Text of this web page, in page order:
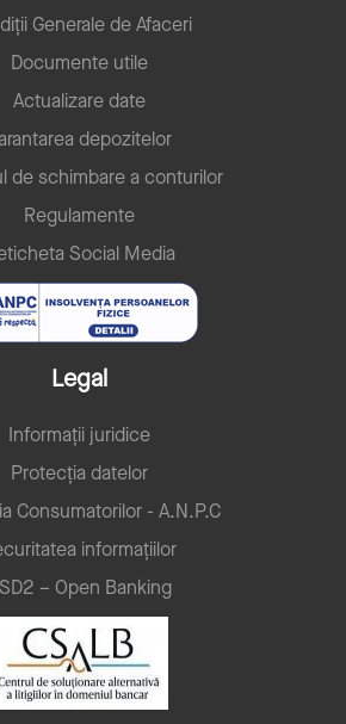
Generale de Afaceri
Documente utile
Actualizare date
depozitelor
de schimbare a conturilor
Regulamente
Social Media
Legal
Informații juridice
Protecția datelor
Consumatorilor - A.N.P.C
informațiilor
– Open Banking